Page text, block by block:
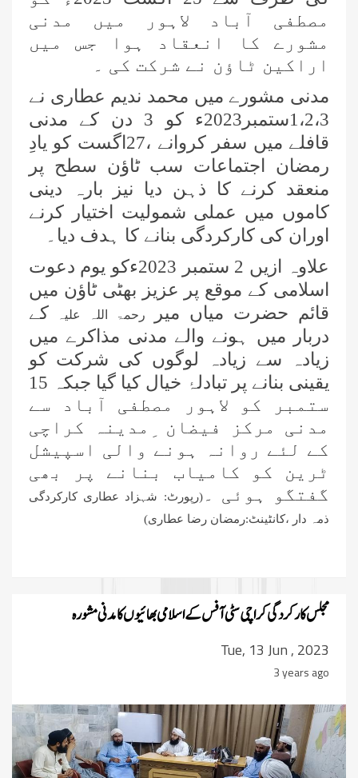
مصطفی آباد لاہور میں مدنی
مشورے کا انعقاد ہوا جس میں
اراکین ٹاؤن نے شرکت کی ۔
مدنی مشورے میں محمد ندیم عطاری نے
1،2،3ستمبر2023ء کو 3 دن کے مدنی
قافلے میں سفر کروانے ،27اگست کو یادِ
رمضان اجتماعات سب ٹاؤن سطح پر
منعقد کرنے کا ذہن دیا نیز بارہ دینی
کاموں میں عملی شمولیت اختیار کرنے
اوران کی کارکردگی بنانے کا ہدف دیا۔
علاوہ ازیں 2 ستمبر 2023ءکو یوم دعوت
اسلامی کے موقع پر عزیز بھٹی ٹاؤن میں
قائم حضرت میاں میر
رحمۃ اللہ علیہ کے
دربار میں ہونے والے مدنی مذاکرے میں
زیادہ سے زیادہ لوگوں کی شرکت کو
یقینی بنانے پر تبادلۂ خیال کیا گیا جبکہ 15
ستمبر کو لاہور مصطفی آباد سے
مدنی مرکز فیضان ِمدینہ کراچی
کے لئے روانہ ہونے والی اسپیشل
ٹرین کو کامیاب بنانے پر بھی
گفتگو ہوئی ۔(رپورٹ: شہزاد عطاری کارکردگی
ذمہ دار ،کانٹینٹ:رمضان رضا عطاری)
مجلس کارکردگی کراچی سٹی آفس کے اسلامی بھائیوں کا مدنی مشورہ
Tue, 13 Jun , 2023
3 years ago